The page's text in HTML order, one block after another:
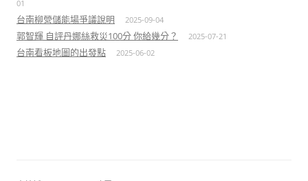
01
台南柳營儲能場爭議說明 2025-09-04
郭智輝 自評丹娜絲救災100分 你給幾分？ 2025-07-21
台南看板地圖的出發點 2025-06-02